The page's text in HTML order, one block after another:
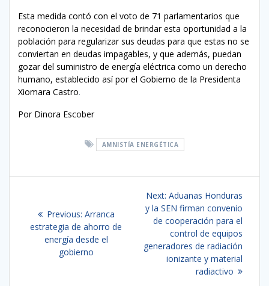
Esta medida contó con el voto de 71 parlamentarios que
reconocieron la necesidad de brindar esta oportunidad a la
población para regularizar sus deudas para que estas no se
conviertan en deudas impagables, y que además, puedan
gozar del suministro de energía eléctrica como un derecho
humano, establecido así por el Gobierno de la Presidenta
Xiomara Castro.
Por Dinora Escober
AMNISTÍA ENERGÉTICA
entradas
Previous: Previous
post:
Arranca
estrategia de ahorro de
energía desde el
gobierno
Next: Next
post:
Aduanas Honduras
y la SEN firman convenio
de cooperación para el
control de equipos
generadores de radiación
ionizante y material
radiactivo